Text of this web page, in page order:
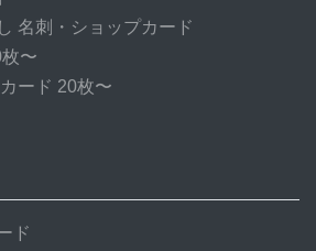
名刺・ショップカード
〜
ード 20枚〜
ド